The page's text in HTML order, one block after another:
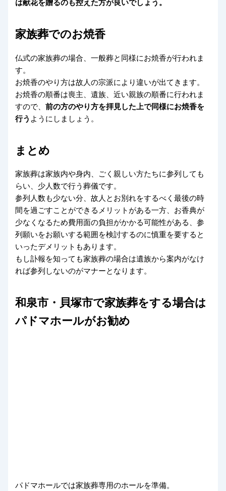
は献花を贈るのも控えた方が良いでしょう。
家族葬でのお焼香
仏式の家族葬の場合、一般葬と同様にお焼香が行われま
す。
お焼香のやり方は故人の宗派により違いが出てきます。
お焼香の順番は喪主、遺族、近い親族の順番に行われま
すので、前の方のやり方を拝見した上で同様にお焼香を
行う ようにしましょう。
まとめ
家族葬は家族内や身内、ごく親しい方たちに参列しても
らい、少人数で行う葬儀です。
参列人数も少ない分、故人とお別れをするべく最後の時
間を過ごすことができるメリットがある一方、お香典が
少なくなるため費用面の負担がかかる可能性がある、参
列願いをお願いする範囲を検討するのに慎重を要すると
いったデメリットもあります。
もし訃報を知っても家族葬の場合は遺族から案内がなけ
れば参列しないのがマナーとなります。
和泉市・貝塚市で家族葬をする場合は
パドマホールがお勧め
パドマホールでは家族葬専用のホールを準備。